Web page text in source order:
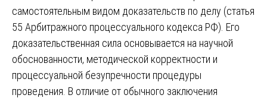
самостоятельным видом доказательств по делу (статья
55 Арбитражного процессуального кодекса РФ). Его
доказательственная сила основывается на научной
обоснованности, методической корректности и
процессуальной безупречности процедуры
проведения. В отличие от обычного заключения